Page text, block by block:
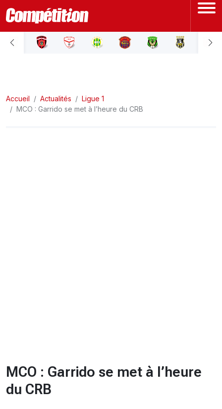
ACCUEIL
LIGUE 2
Accueil Actualités
Ligue 1
MCO : Garrido se met à l’heure du CRB
MCO : Garrido se met à l’heure
du CRB